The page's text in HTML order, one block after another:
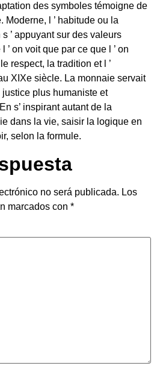
des symboles témoigne de
Moderne, l ’ habitude ou la
’ appuyant sur des valeurs
on voit que par ce que l ’ on
respect, la tradition et l ’
XIXe siècle. La monnaie servait
plus humaniste et
s’ inspirant autant de la
dans la vie, saisir la logique en
selon la formule.
no será publicada. Los
marcados con *